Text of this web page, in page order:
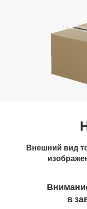
Внешний вид
в